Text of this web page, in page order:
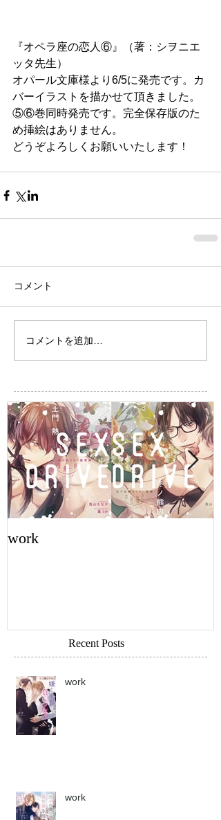
『オペラ座の恋人⑥』（著：シヲニエ
ッタ先生）
オパール文庫様より6/5に発売です。カ
バーイラストを描かせて頂きました。
⑤⑥巻同時発売です。完全保存版のた
め挿絵はありません。
どうぞよろしくお願いいたします！
コメント
コメントを追加…
work
Recent Posts
work
work